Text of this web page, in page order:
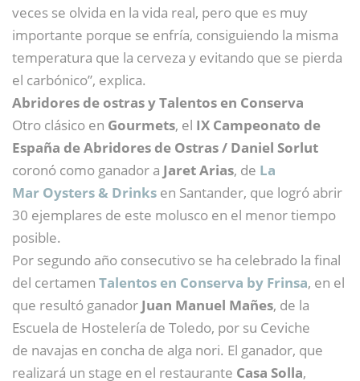
veces se olvida en la vida real, pero que es muy
importante porque se enfría, consiguiendo la misma
temperatura que la cerveza y evitando que se pierda
el carbónico”, explica.
Abridores de ostras y Talentos en Conserva
Otro clásico en Gourmets, el IX Campeonato de
España de Abridores de Ostras / Daniel Sorlut
coronó como ganador a Jaret Arias, de La
Mar Oysters & Drinks en Santander, que logró abrir
30 ejemplares de este molusco en el menor tiempo
posible.
Por segundo año consecutivo se ha celebrado la final
del certamen Talentos en Conserva by Frinsa, en el
que resultó ganador Juan Manuel Mañes, de la
Escuela de Hostelería de Toledo, por su Ceviche
de navajas en concha de alga nori. El ganador, que
realizará un stage en el restaurante Casa Solla,